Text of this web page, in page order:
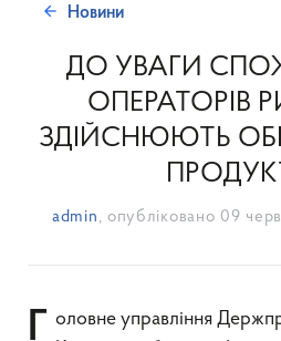
Новини
ДО УВАГИ
ОПЕРАТОРІВ
ЗДІЙСНЮЮТЬ
admin , опубліковано 09
Головне управління Держпродспоживслужби в